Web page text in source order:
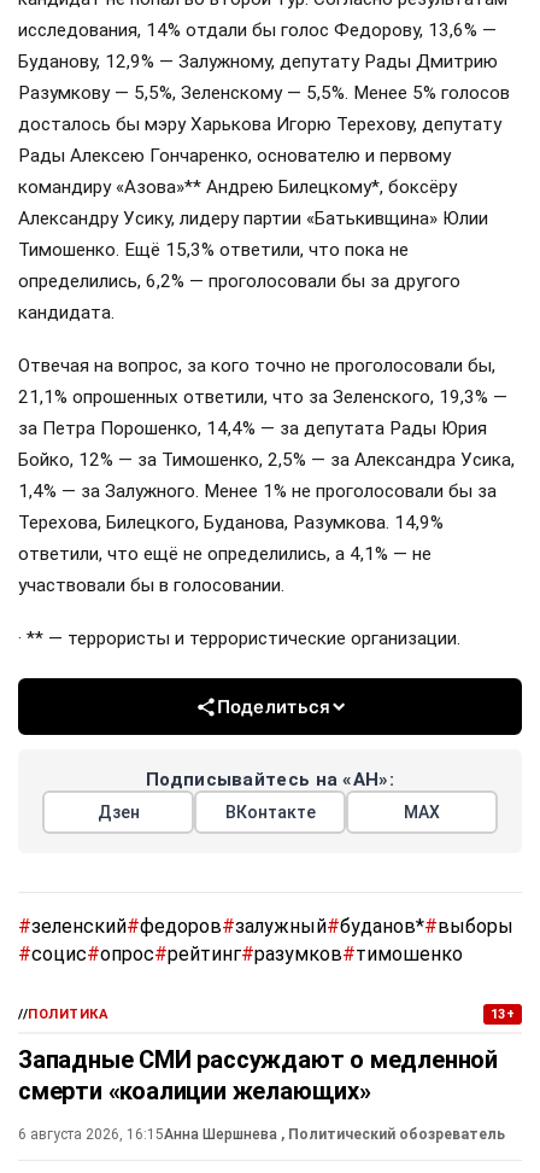
бывшему министру обороны Украины Михаилу
Федорову, послу в Великобритании и экс-главкому
ВСУ Валерию Залужному, главе своего офиса
Кириллу Буданову*, свидетельствуют данные
социологического исследования центра СОЦИС.
Опрос проводился с 28 июля по 2 августа методом
личного интервью. В нём приняли участие две тысячи
респондентов. Статистическая погрешность выборки
составила 2,6%.
на выборах главы государства, если бы выбранный ими
кандидат не попал во второй тур. Согласно результатам
исследования, 14% отдали бы голос Федорову, 13,6% —
Буданову, 12,9% — Залужному, депутату Рады Дмитрию
Разумкову — 5,5%, Зеленскому — 5,5%. Менее 5% голосов
досталось бы мэру Харькова Игорю Терехову, депутату
Рады Алексею Гончаренко, основателю и первому
командиру «Азова»** Андрею Билецкому*, боксёру
Тимошенко. Ещё 15,3% ответили, что пока не
определились, 6,2% — проголосовали бы за другого
Отвечая на вопрос, за кого точно не проголосовали бы,
21,1% опрошенных ответили, что за Зеленского, 19,3% —
за Петра Порошенко, 14,4% — за депутата Рады Юрия
Терехова, Билецкого, Буданова, Разумкова. 14,9%
ответили, что ещё не определились, а 4,1% — не
Поделиться